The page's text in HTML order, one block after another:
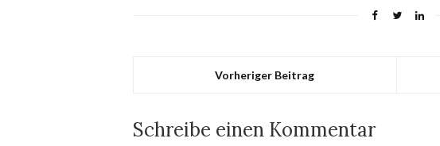
Vorheriger Beitrag
Schreibe einen Kommentar